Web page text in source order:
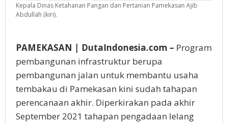
Kepala Dinas Ketahanan Pangan dan Pertanian Pamekasan Ajib
Abdullah (kiri).
PAMEKASAN | DutaIndonesia.com – Program
pembangunan infrastruktur berupa
pembangunan jalan untuk membantu usaha
tembakau di Pamekasan kini sudah tahapan
perencanaan akhir. Diperkirakan pada akhir
September 2021 tahapan pengadaan lelang